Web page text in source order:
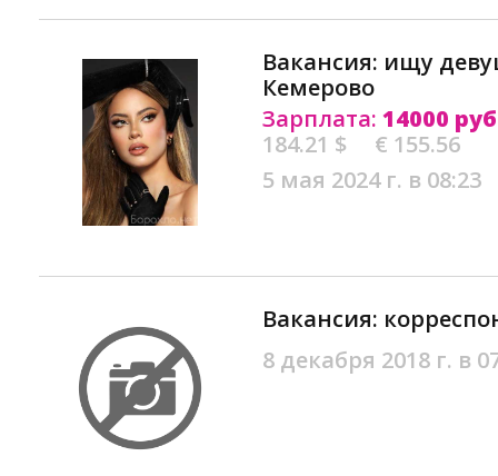
Вакансия: ищу
Кемерово
Зарплата: 14000
184.21 $
€ 155.56
5 мая 2024 г. в 08:23
Вакансия:
8 декабря 2018 г. в